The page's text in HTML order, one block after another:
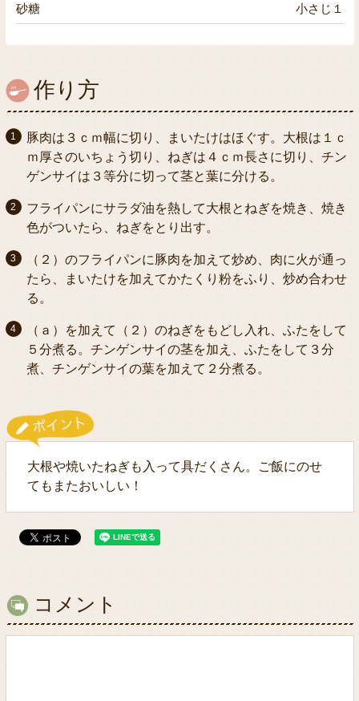
砂糖 小さじ１
作り方
豚肉は３ｃｍ幅に切り、まいたけはほぐす。大根は１ｃ
ｍ厚さのいちょう切り、ねぎは４ｃｍ長さに切り、チン
ゲンサイは３等分に切って茎と葉に分ける。
フライパンにサラダ油を熱して大根とねぎを焼き、焼き
色がついたら、ねぎをとり出す。
（２）のフライパンに豚肉を加えて炒め、肉に火が通っ
たら、まいたけを加えてかたくり粉をふり、炒め合わせ
る。
（ａ）を加えて（２）のねぎをもどし入れ、ふたをして
５分煮る。チンゲンサイの茎を加え、ふたをして３分
煮、チンゲンサイの葉を加えて２分煮る。
大根や焼いたねぎも入って具だくさん。ご飯にのせ
てもまたおいしい！
コメント